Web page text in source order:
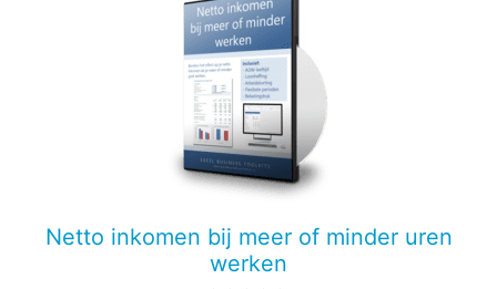
Netto inkomen bij meer of minder uren
werken